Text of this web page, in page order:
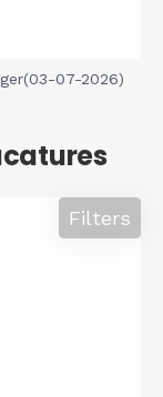
07-2026)
Filters